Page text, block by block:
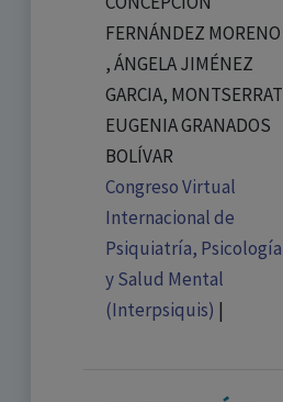
FERNÁNDEZ MORENO
, ÁNGELA JIMÉNEZ
GARCIA, MONTSERRAT
EUGENIA GRANADOS
BOLÍVAR
Congreso Virtual
Internacional de
Psiquiatría, Psicología
y Salud Mental
(Interpsiquis) |